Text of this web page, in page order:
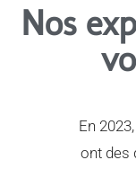
Nos
En
ont des